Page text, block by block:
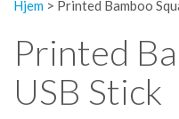
Hjem > Printed Bamboo
Printed
USB Stick